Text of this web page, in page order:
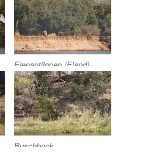
Elenantilopen (Eland)
Buschbock